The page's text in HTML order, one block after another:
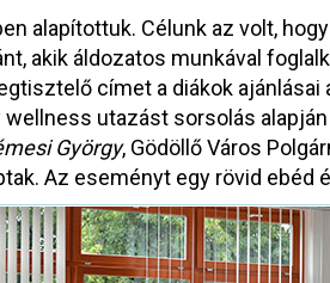
alapítottuk. Célunk az volt,
akik áldozatos munkával
címet a diákok
wellness utazást sorsolás
György, Gödöllő Város
Az eseményt egy rövid ebéd